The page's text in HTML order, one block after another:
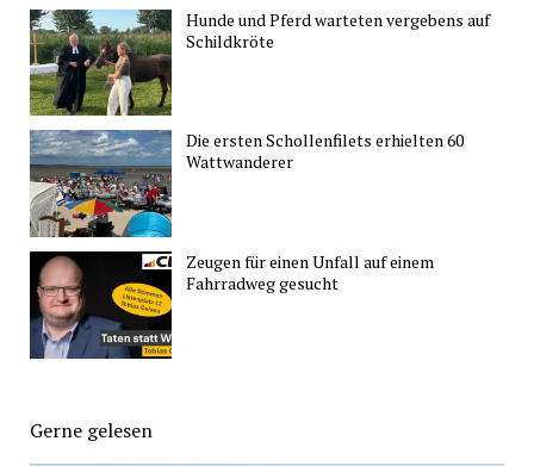
Hunde und Pferd warteten vergebens auf
Schildkröte
Die ersten Schollenfilets erhielten 60
Wattwanderer
Zeugen für einen Unfall auf einem
Fahrradweg gesucht
Gerne gelesen